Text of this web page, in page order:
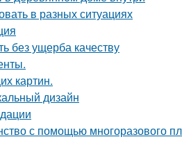
в разных ситуациях
без ущерба качеству
картин.
дизайн
с помощью многоразового